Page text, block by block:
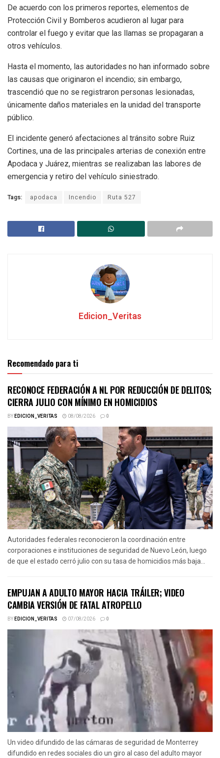
De acuerdo con los primeros reportes, elementos de
Protección Civil y Bomberos acudieron al lugar para
controlar el fuego y evitar que las llamas se propagaran a
otros vehículos.
Hasta el momento, las autoridades no han informado sobre
las causas que originaron el incendio; sin embargo,
trascendió que no se registraron personas lesionadas,
únicamente daños materiales en la unidad del transporte
público.
El incidente generó afectaciones al tránsito sobre Ruiz
Cortines, una de las principales arterias de conexión entre
Apodaca y Juárez, mientras se realizaban las labores de
emergencia y retiro del vehículo siniestrado.
Tags: apodaca Incendio Ruta 527
Edicion_Veritas
Recomendado para ti
RECONOCE FEDERACIÓN A NL POR REDUCCIÓN DE DELITOS;
CIERRA JULIO CON MÍNIMO EN HOMICIDIOS
BYEDICION_VERITAS 08/08/2026 0
Autoridades federales reconocieron la coordinación entre
corporaciones e instituciones de seguridad de Nuevo León, luego
de que el estado cerró julio con su tasa de homicidios más baja...
EMPUJAN A ADULTO MAYOR HACIA TRÁILER; VIDEO
CAMBIA VERSIÓN DE FATAL ATROPELLO
BYEDICION_VERITAS 07/08/2026 0
Un video difundido de las cámaras de seguridad de Monterrey
difundido en redes sociales dio un giro al caso del adulto mayor